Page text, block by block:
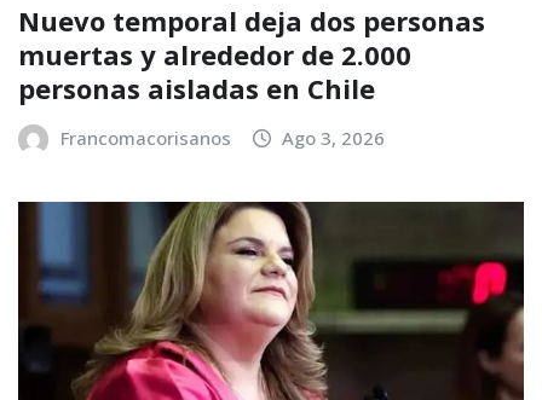
Nuevo temporal deja dos personas
muertas y alrededor de 2.000
personas aisladas en Chile
Francomacorisanos Ago 3, 2026